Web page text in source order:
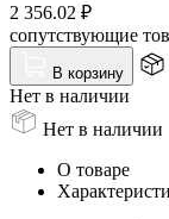
2 356.02 ₽
сопутствующие
В корзину
Нет в наличии
Нет в наличии
О товаре